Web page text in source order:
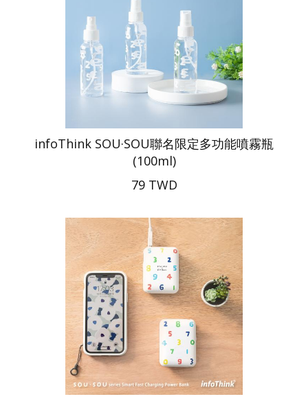
infoThink SOU·SOU聯名限定多功能噴霧瓶
(100ml)
79 TWD